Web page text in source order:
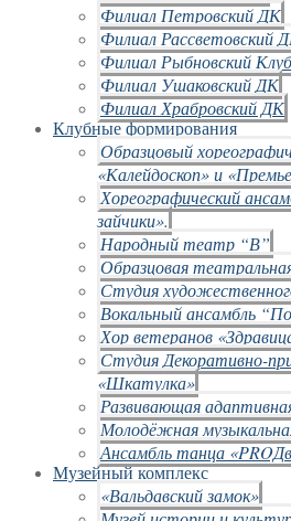
Филиал Петровский ДК
Филиал Рассветовский
Филиал Рыбновский Клуб
Филиал Ушаковский ДК
Филиал Храбровский ДК
Клубные формирования
Образцовый
«Калейдоскоп» и
Хореографический
зайчики».
Народный театр “В”
Образцовая
Студия
Вокальный ансамбль
Хор ветеранов
Студия Декоративно-
«Шкатулка»
Развивающая
Молодёжная
Ансамбль танца
Музейный комплекс
«Вальдавский замок»